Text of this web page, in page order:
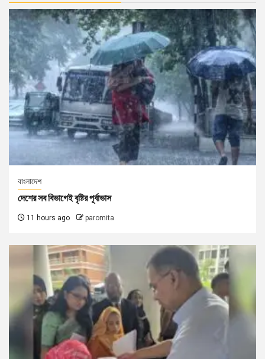
বাংলাদেশ
দেশের সব বিভাগেই বৃষ্টির পূর্বাভাস
11 hours ago paromita